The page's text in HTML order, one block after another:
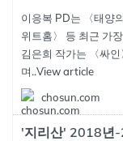
이응복 PD는 〈태양
위트홈〉 등 최근 가
김은희 작가는 〈싸
며..View article
chosun.com
'지리산' 2018년-